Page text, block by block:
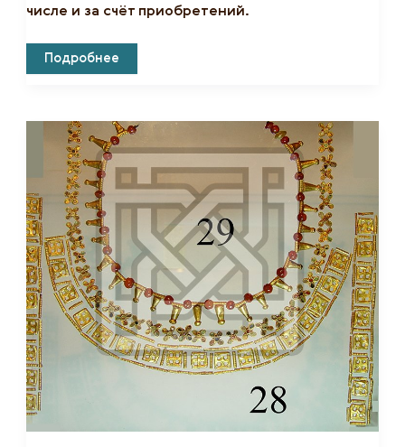
числе и за счёт приобретений.
К
Музейной
Коллекции.
Часть
Подробнее